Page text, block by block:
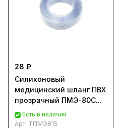
28 ₽
Силиконовый
медицинский шланг ПВХ
прозрачный ПМЭ-80С
Д- 8,0*1,5мм (от -20°C
до +60°C) 100м
Есть в наличии
Арт. ТПМЭ815